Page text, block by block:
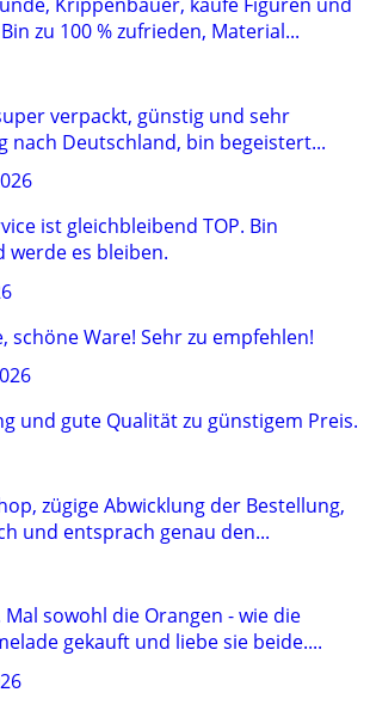
zu 100 % zufrieden, Material...
verpackt, günstig und sehr
nach Deutschland, bin begeistert...
ist gleichbleibend TOP. Bin
werde es bleiben.
schöne Ware! Sehr zu empfehlen!
und gute Qualität zu günstigem Preis.
zügige Abwicklung der Bestellung,
und entsprach genau den...
sowohl die Orangen - wie die
gekauft und liebe sie beide....